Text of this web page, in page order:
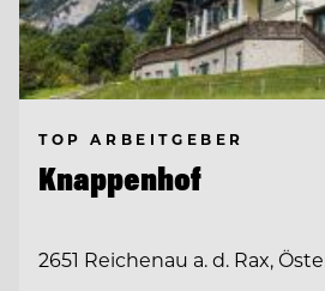
TOP ARBEITGEBER
Knappenhof
2651 Reichenau a. d. Rax,